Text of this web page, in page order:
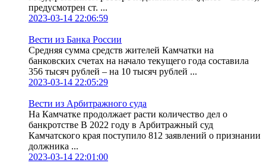
предусмотрен ст. ...
2023-03-14 22:06:59
Вести из Банка России
Средняя сумма средств жителей Камчатки на
банковских счетах на начало текущего года составила
356 тысяч рублей – на 10 тысяч рублей ...
2023-03-14 22:05:29
Вести из Арбитражного суда
На Камчатке продолжает расти количество дел о
банкротстве В 2022 году в Арбитражный суд
Камчатского края поступило 812 заявлений о признании
должника ...
2023-03-14 22:01:00